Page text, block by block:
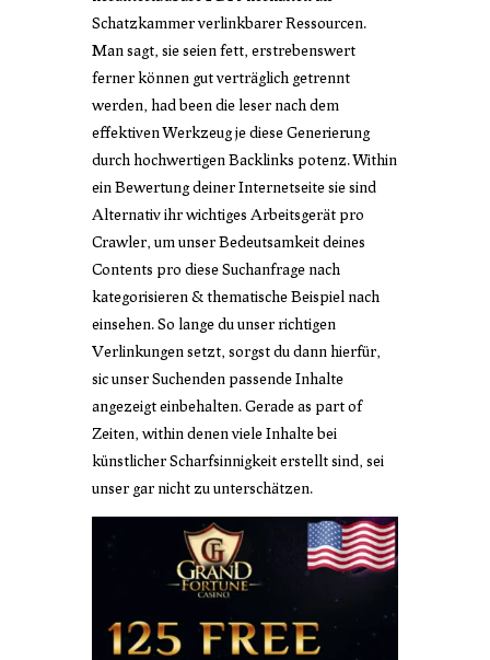
Schatzkammer verlinkbarer Ressourcen.
Man sagt, sie seien fett, erstrebenswert
ferner können gut verträglich getrennt
werden, had been die leser nach dem
effektiven Werkzeug je diese Generierung
durch hochwertigen Backlinks potenz. Within
ein Bewertung deiner Internetseite sie sind
Alternativ ihr wichtiges Arbeitsgerät pro
Crawler, um unser Bedeutsamkeit deines
Contents pro diese Suchanfrage nach
kategorisieren & thematische Beispiel nach
einsehen. So lange du unser richtigen
Verlinkungen setzt, sorgst du dann hierfür,
sic unser Suchenden passende Inhalte
angezeigt einbehalten. Gerade as part of
Zeiten, within denen viele Inhalte bei
künstlicher Scharfsinnigkeit erstellt sind, sei
unser gar nicht zu unterschätzen.